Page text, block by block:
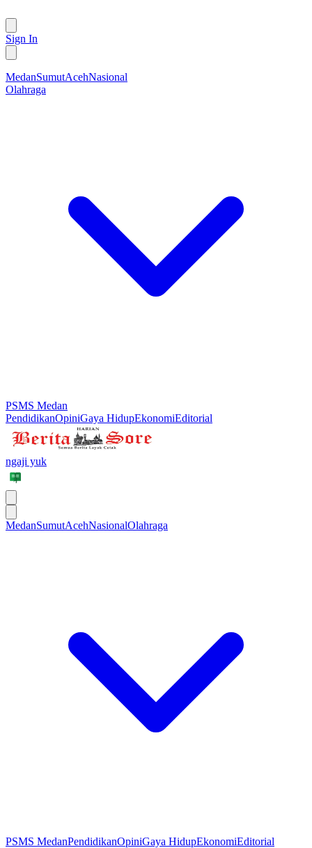
Sign In
MedanSumutAcehNasional
Olahraga
PSMS Medan
PendidikanOpiniGaya HidupEkonomiEditorial
ngaji yuk
MedanSumutAcehNasionalOlahraga
PSMS MedanPendidikanOpiniGaya HidupEkonomiEditorial